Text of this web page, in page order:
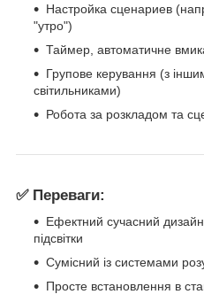
Настройка сценариев
"утро")
Таймер, автоматичне
Групове керування (з
світильниками)
Робота за розкладом та
✅ Переваги:
Ефектний сучасний
підсвітки
Сумісний із системами
Просте встановлення в